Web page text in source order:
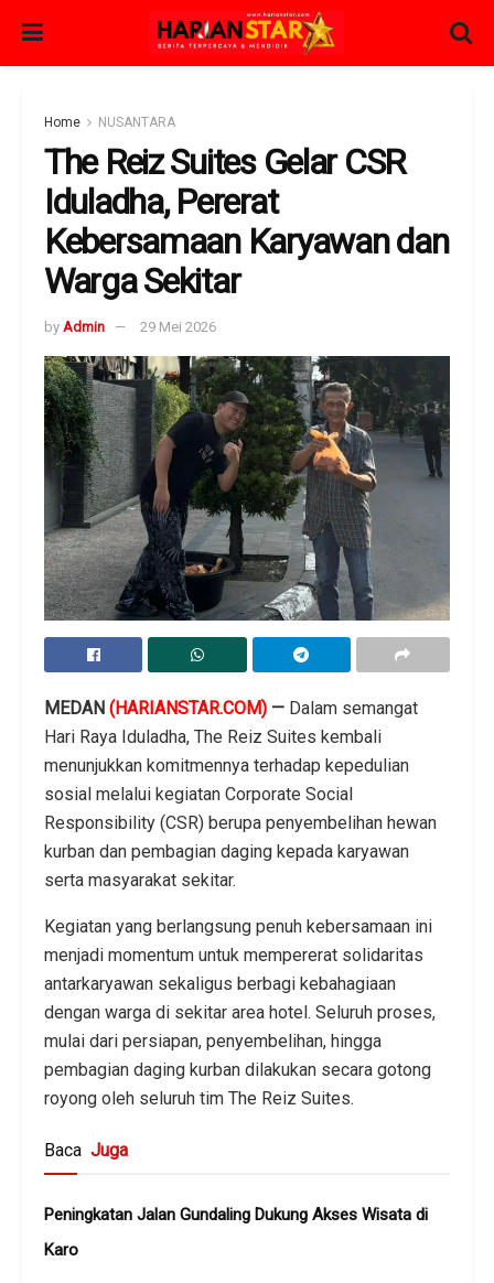
Home NUSANTARA
The Reiz Suites Gelar CSR
Iduladha, Pererat
Kebersamaan Karyawan dan
Warga Sekitar
by Admin 29 Mei 2026
MEDAN (HARIANSTAR.COM) — Dalam semangat
Hari Raya Iduladha, The Reiz Suites kembali
menunjukkan komitmennya terhadap kepedulian
sosial melalui kegiatan Corporate Social
Responsibility (CSR) berupa penyembelihan hewan
kurban dan pembagian daging kepada karyawan
serta masyarakat sekitar.
Kegiatan yang berlangsung penuh kebersamaan ini
menjadi momentum untuk mempererat solidaritas
antarkaryawan sekaligus berbagi kebahagiaan
dengan warga di sekitar area hotel. Seluruh proses,
mulai dari persiapan, penyembelihan, hingga
pembagian daging kurban dilakukan secara gotong
royong oleh seluruh tim The Reiz Suites.
Baca Juga
Peningkatan Jalan Gundaling Dukung Akses Wisata di
Karo